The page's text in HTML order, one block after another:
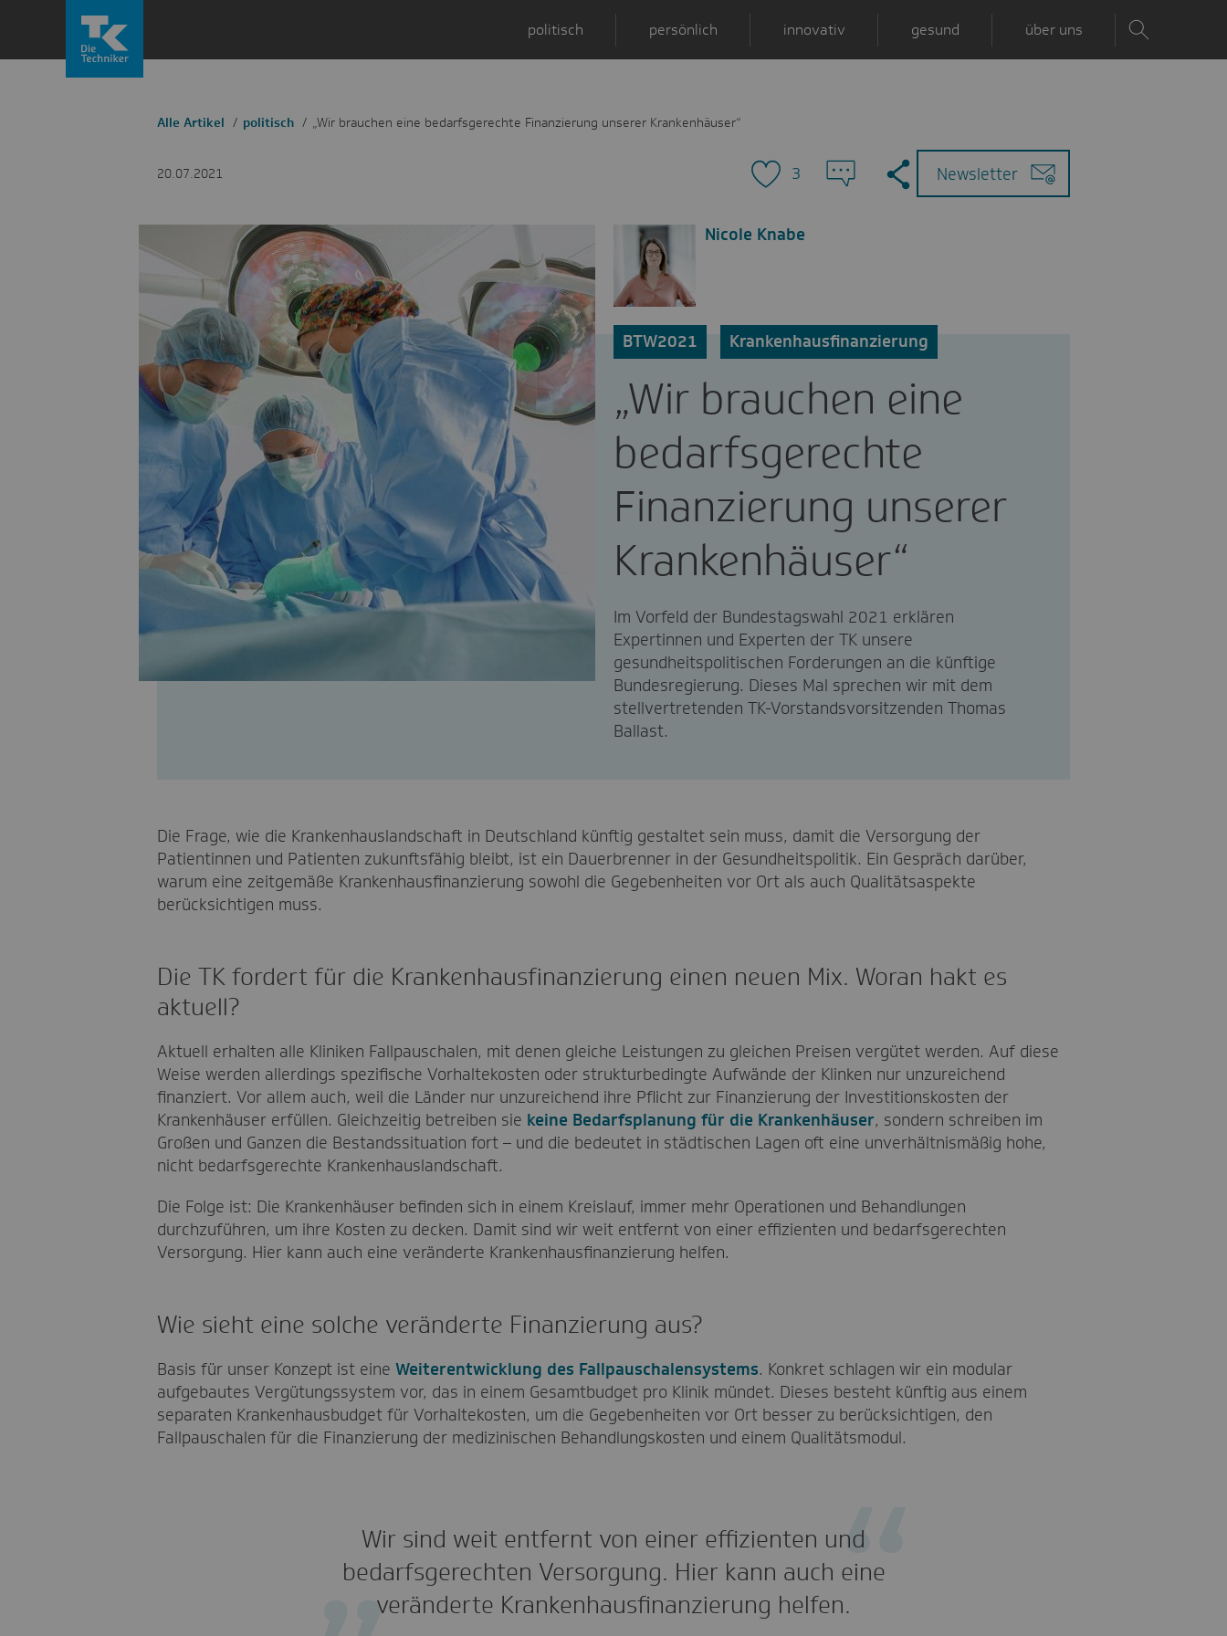
politisch persönlich innovativ gesund über uns
Alle Artikel politisch „Wir brauchen eine bedarfsgerechte Finanzierung unserer Krankenhäuser“
20.07.2021 3
Zu
den
Kommentaren
MailNewsletter
Nicole Knabe
BTW2021 Krankenhausfinanzierung
„Wir brauchen eine
bedarfsgerechte
Finanzierung unserer
Krankenhäuser“
Im Vorfeld der Bundestagswahl 2021 erklären
Expertinnen und Experten der TK unsere
gesundheitspolitischen Forderungen an die künftige
Bundesregierung. Dieses Mal sprechen wir mit dem
stellvertretenden TK-Vorstandsvorsitzenden Thomas
Ballast.
Die Frage, wie die Krankenhauslandschaft in Deutschland künftig gestaltet sein muss, damit die Versorgung der
Patientinnen und Patienten zukunftsfähig bleibt, ist ein Dauerbrenner in der Gesundheitspolitik. Ein Gespräch darüber,
warum eine zeitgemäße Krankenhausfinanzierung sowohl die Gegebenheiten vor Ort als auch Qualitätsaspekte
berücksichtigen muss.
Die TK fordert für die Krankenhausfinanzierung einen neuen Mix. Woran hakt es
aktuell?
Aktuell erhalten alle Kliniken Fallpauschalen, mit denen gleiche Leistungen zu gleichen Preisen vergütet werden. Auf diese
Weise werden allerdings spezifische Vorhaltekosten oder strukturbedingte Aufwände der Klinken nur unzureichend
finanziert. Vor allem auch, weil die Länder nur unzureichend ihre Pflicht zur Finanzierung der Investitionskosten der
Krankenhäuser erfüllen. Gleichzeitig betreiben sie keine Bedarfsplanung für die Krankenhäuser, sondern schreiben im
Großen und Ganzen die Bestandssituation fort – und die bedeutet in städtischen Lagen oft eine unverhältnismäßig hohe,
nicht bedarfsgerechte Krankenhauslandschaft.
Die Folge ist: Die Krankenhäuser befinden sich in einem Kreislauf, immer mehr Operationen und Behandlungen
durchzuführen, um ihre Kosten zu decken. Damit sind wir weit entfernt von einer effizienten und bedarfsgerechten
Versorgung. Hier kann auch eine veränderte Krankenhausfinanzierung helfen.
Wie sieht eine solche veränderte Finanzierung aus?
Basis für unser Konzept ist eine Weiterentwicklung des Fallpauschalensystems. Konkret schlagen wir ein modular
aufgebautes Vergütungssystem vor, das in einem Gesamtbudget pro Klinik mündet. Dieses besteht künftig aus einem
separaten Krankenhausbudget für Vorhaltekosten, um die Gegebenheiten vor Ort besser zu berücksichtigen, den
Fallpauschalen für die Finanzierung der medizinischen Behandlungskosten und einem Qualitätsmodul.
Wir sind weit entfernt von einer effizienten und
bedarfsgerechten Versorgung. Hier kann auch eine
veränderte Krankenhausfinanzierung helfen.